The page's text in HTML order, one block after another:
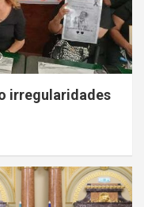
irregularidades